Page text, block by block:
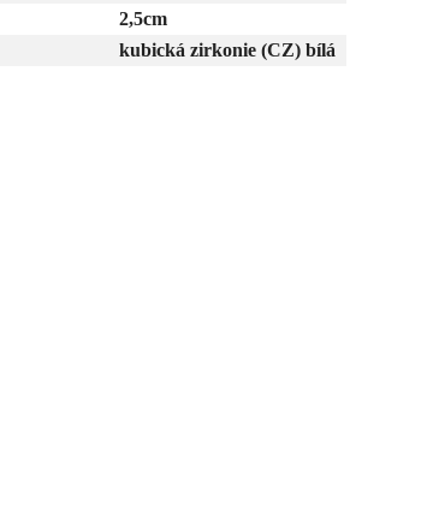
2,5cm
kubická zirkonie (CZ) bílá